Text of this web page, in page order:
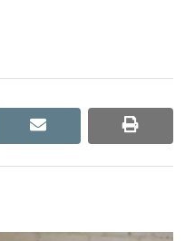
email print